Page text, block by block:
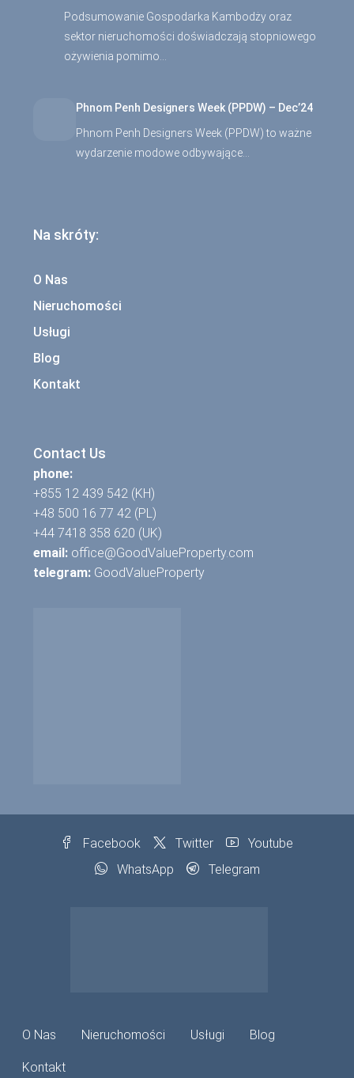
Podsumowanie Gospodarka Kambodży oraz
sektor nieruchomości doświadczają stopniowego
ożywienia pomimo…
Phnom Penh Designers Week (PPDW) – Dec’24
Phnom Penh Designers Week (PPDW) to ważne
wydarzenie modowe odbywające…
Na skróty:
O Nas
Nieruchomości
Usługi
Blog
Kontakt
Contact Us
phone:
+855 12 439 542 (KH)
+48 500 16 77 42 (PL)
+44 7418 358 620 (UK)
email: office@GoodValueProperty.com
telegram: GoodValueProperty
Facebook Twitter
Youtube
WhatsApp
Telegram
O Nas Nieruchomości Usługi Blog
Kontakt